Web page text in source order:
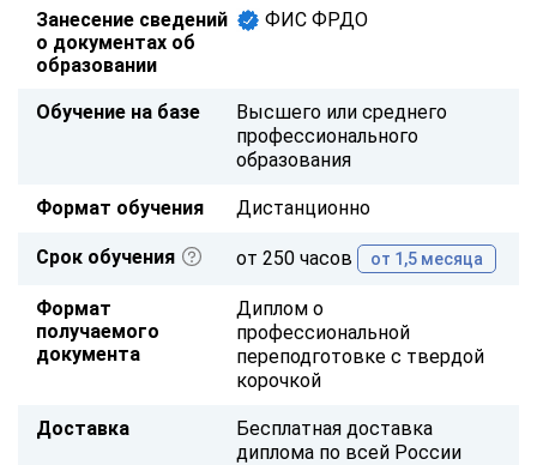
Занесение сведений
о документах об
образовании
ФИС ФРДО
Обучение на базе
Высшего или среднего
профессионального
образования
Формат обучения Дистанционно
Срок обучения от 250 часов от 1,5 месяца
Формат
получаемого
документа
Диплом о
профессиональной
переподготовке с твердой
корочкой
Доставка
Бесплатная доставка
диплома по всей России